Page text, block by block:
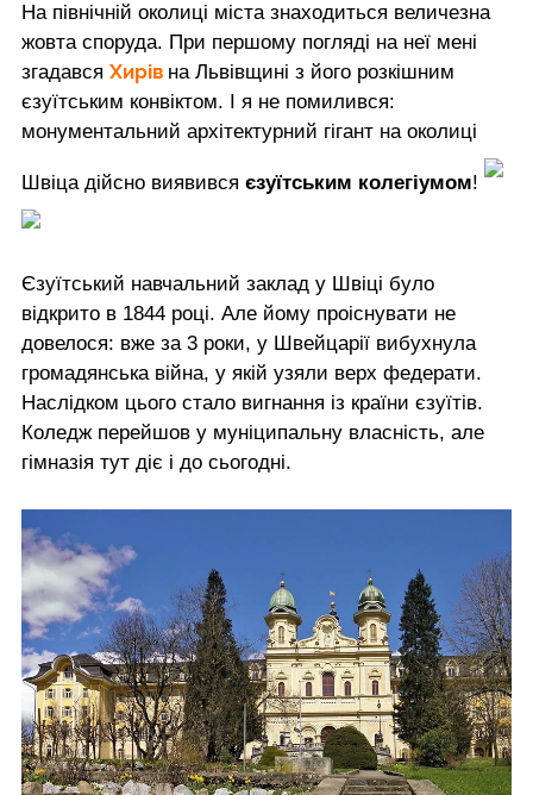
На північній околиці міста знаходиться величезна
жовта споруда. При першому погляді на неї мені
згадався Хирів на Львівщині з його розкішним
єзуїтським конвіктом. І я не помилився:
монументальний архітектурний гігант на околиці
Швіца дійсно виявився єзуїтським колегіумом!
Єзуїтський навчальний заклад у Швіці було
відкрито в 1844 році. Але йому проіснувати не
довелося: вже за 3 роки, у Швейцарії вибухнула
громадянська війна, у якій узяли верх федерати.
Наслідком цього стало вигнання із країни єзуїтів.
Коледж перейшов у муніципальну власність, але
гімназія тут діє і до сьогодні.